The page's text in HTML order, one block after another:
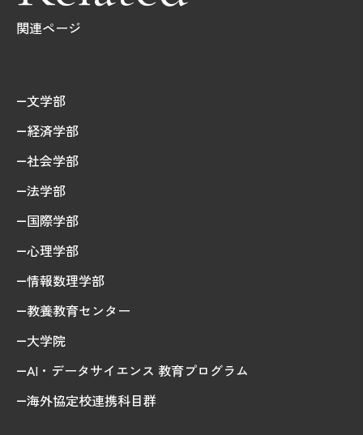
関連ページ
文学部
経済学部
社会学部
法学部
国際学部
心理学部
情報数理学部
教養教育センター
大学院
AI・データサイエンス 教育プログラム
海外協定校連携科目群